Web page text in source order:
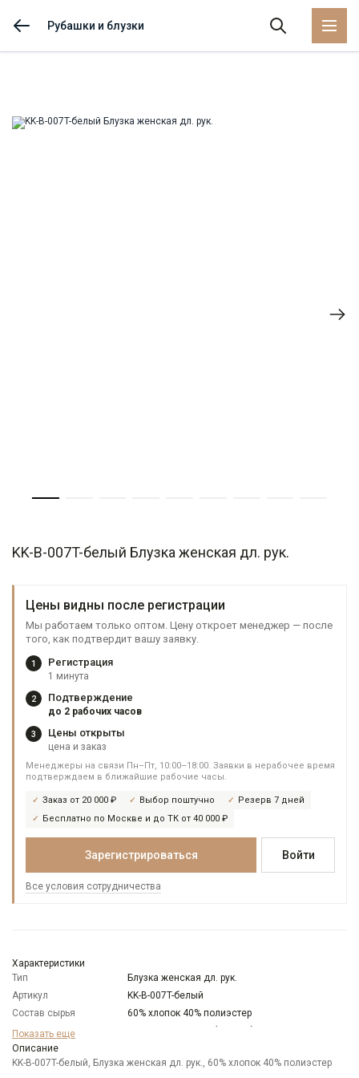
Рубашки и блузки
KK-B-007T-белый Блузка женская дл. рук.
Цены видны после регистрации
Мы работаем только оптом. Цену откроет менеджер — после
того, как подтвердит вашу заявку.
1 Регистрация
1 минута
2 Подтверждение
до 2 рабочих часов
3 Цены открыты
цена и заказ
Менеджеры на связи Пн–Пт, 10:00–18:00. Заявки в нерабочее время
подтверждаем в ближайшие рабочие часы.
Заказ от 20 000 ₽ Выбор поштучно
Резерв 7 дней
Бесплатно по Москве и до ТК от 40 000 ₽
Зарегистрироваться Войти
Все условия сотрудничества
Характеристики
Тип
Блузка женская дл. рук.
Артикул
KK-B-007T-белый
Состав сырья
60% хлопок 40% полиэстер
Бренд
Модель
Цвет
Белый
Показать еще
Описание
KK-B-007T-белый, Блузка женская дл. рук., 60% хлопок 40% полиэстер